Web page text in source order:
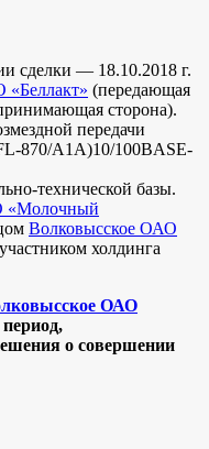
сделки — 18.10.2018 г.
(передающая
сторона).
передачи
870/А1А)10/100BASE-
технической базы.
Волковысское ОАО
холдинга
ОАО
о совершении